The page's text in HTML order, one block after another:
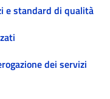
e standard di qualità
dei servizi